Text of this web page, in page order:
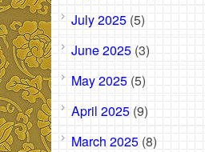
July 2025 (5)
June 2025 (3)
May 2025 (5)
April 2025 (9)
March 2025 (8)